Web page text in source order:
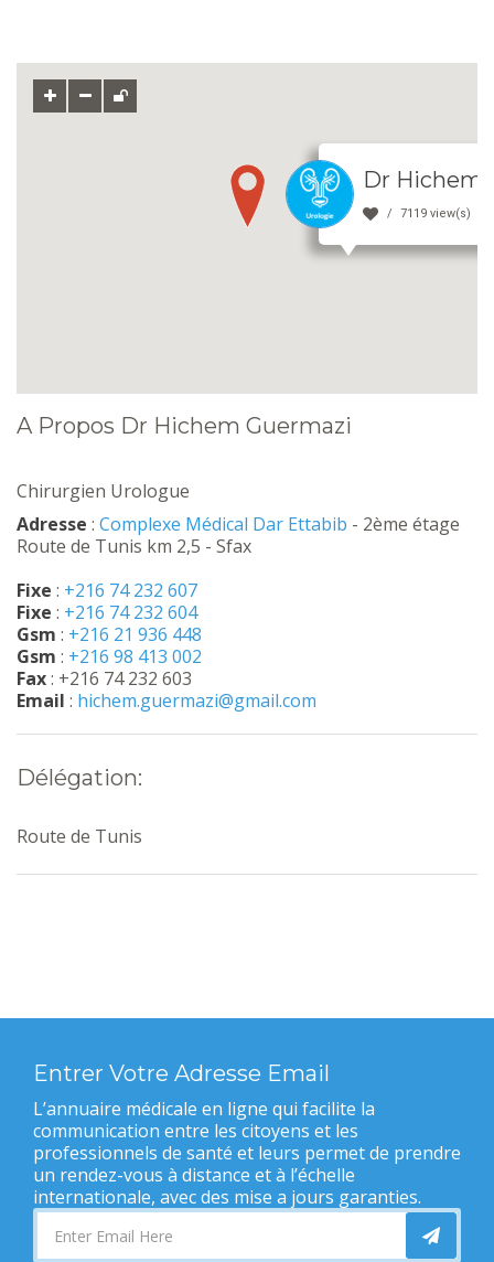
Dr Hichem
7119 view(s)
A Propos Dr Hichem Guermazi
Chirurgien Urologue
Adresse : Complexe Médical Dar Ettabib - 2ème étage
Route de Tunis km 2,5 - Sfax
Fixe : +216 74 232 607
Fixe : +216 74 232 604
Gsm : +216 21 936 448
Gsm : +216 98 413 002
Fax: +216 74 232 603
Email : hichem.guermazi@gmail.com
Délégation:
Route de Tunis
Entrer Votre Adresse Email
L’annuaire médicale en ligne qui facilite la
communication entre les citoyens et les
professionnels de santé et leurs permet de prendre
un rendez-vous à distance et à l’échelle
internationale, avec des mise a jours garanties.